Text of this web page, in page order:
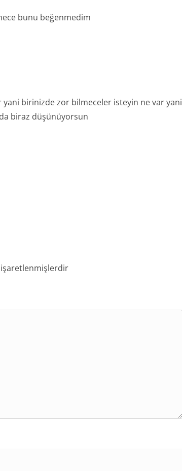
bunu beğenmedim
birinizde zor bilmeceler isteyin ne var yani
biraz düşünüyorsun